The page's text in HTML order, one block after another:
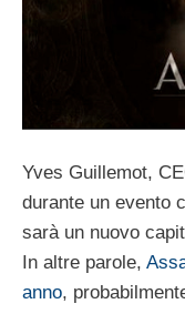
Yves Guillemot,
durante un evento
sarà un nuovo
In altre parole,
anno,